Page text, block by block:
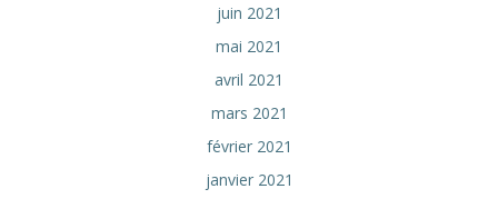
juin 2021
mai 2021
avril 2021
mars 2021
février 2021
janvier 2021